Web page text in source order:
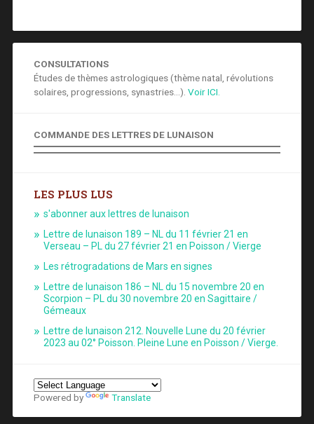
CONSULTATIONS
Études de thèmes astrologiques (thème natal, révolutions
solaires, progressions, synastries...). Voir ICI.
COMMANDE DES LETTRES DE LUNAISON
LES PLUS LUS
s'abonner aux lettres de lunaison
Lettre de lunaison 189 – NL du 11 février 21 en
Verseau – PL du 27 février 21 en Poisson / Vierge
Les rétrogradations de Mars en signes
Lettre de lunaison 186 – NL du 15 novembre 20 en
Scorpion – PL du 30 novembre 20 en Sagittaire /
Gémeaux
Lettre de lunaison 212. Nouvelle Lune du 20 février
2023 au 02° Poisson. Pleine Lune en Poisson / Vierge.
Powered by Translate